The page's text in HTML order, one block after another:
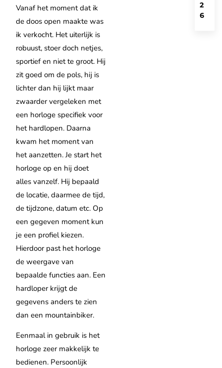
Vanaf het moment dat ik
de doos open maakte was
ik verkocht. Het uiterlijk is
robuust, stoer doch netjes,
sportief en niet te groot. Hij
zit goed om de pols, hij is
lichter dan hij lijkt maar
zwaarder vergeleken met
een horloge specifiek voor
het hardlopen. Daarna
kwam het moment van
het aanzetten. Je start het
horloge op en hij doet
alles vanzelf. Hij bepaald
de locatie, daarmee de tijd,
de tijdzone, datum etc. Op
een gegeven moment kun
je een profiel kiezen.
Hierdoor past het horloge
de weergave van
bepaalde functies aan. Een
hardloper krijgt de
gegevens anders te zien
dan een mountainbiker.
Eenmaal in gebruik is het
horloge zeer makkelijk te
bedienen. Persoonlijk
2
6